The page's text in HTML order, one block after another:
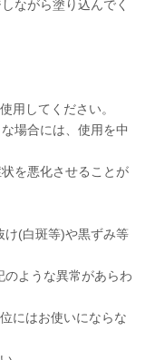
ながら塗り込んでく
用してください。
場合には、使用を中
を悪化させることが
け(白斑等)や黒ずみ等
ような異常があらわ
にはお使いにならな